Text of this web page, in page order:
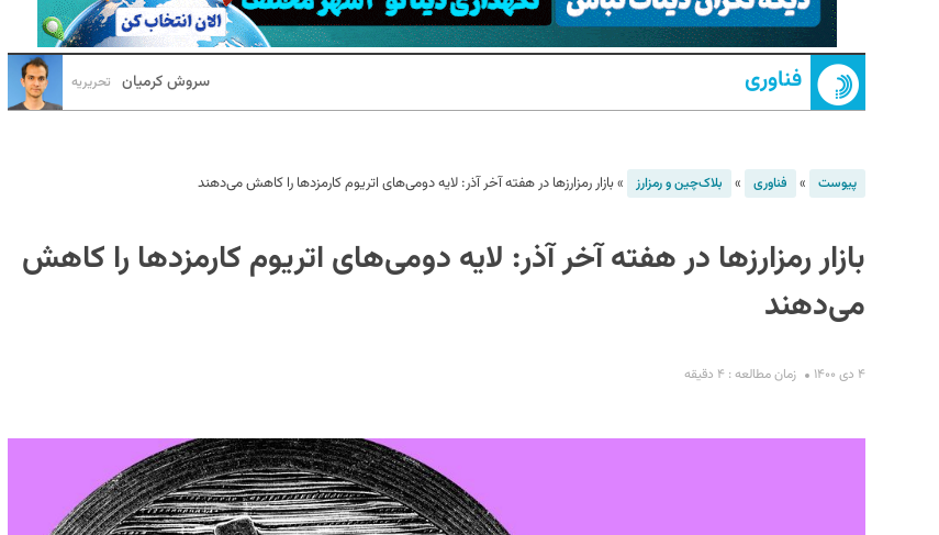
فناوری سروش کرمیان تحریریه
پیوست » فناوری » بلاک‌چین و رمزارز »بازار رمزارزها در هفته آخر آذر: لایه دومی‌های اتریوم کارمزدها را کاهش می‌دهند
بازار رمزارزها در هفته آخر آذر: لایه دومی‌های اتریوم کارمزدها را کاهش
می‌دهند
۴ دی ۱۴۰۰ زمان مطالعه : ۴ دقیقه